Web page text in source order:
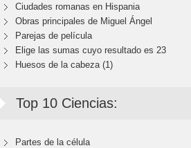
Ciudades romanas en Hispania
Obras principales de Miguel Ángel
Parejas de película
Elige las sumas cuyo resultado es 23
Huesos de la cabeza (1)
Top 10 Ciencias:
Partes de la célula